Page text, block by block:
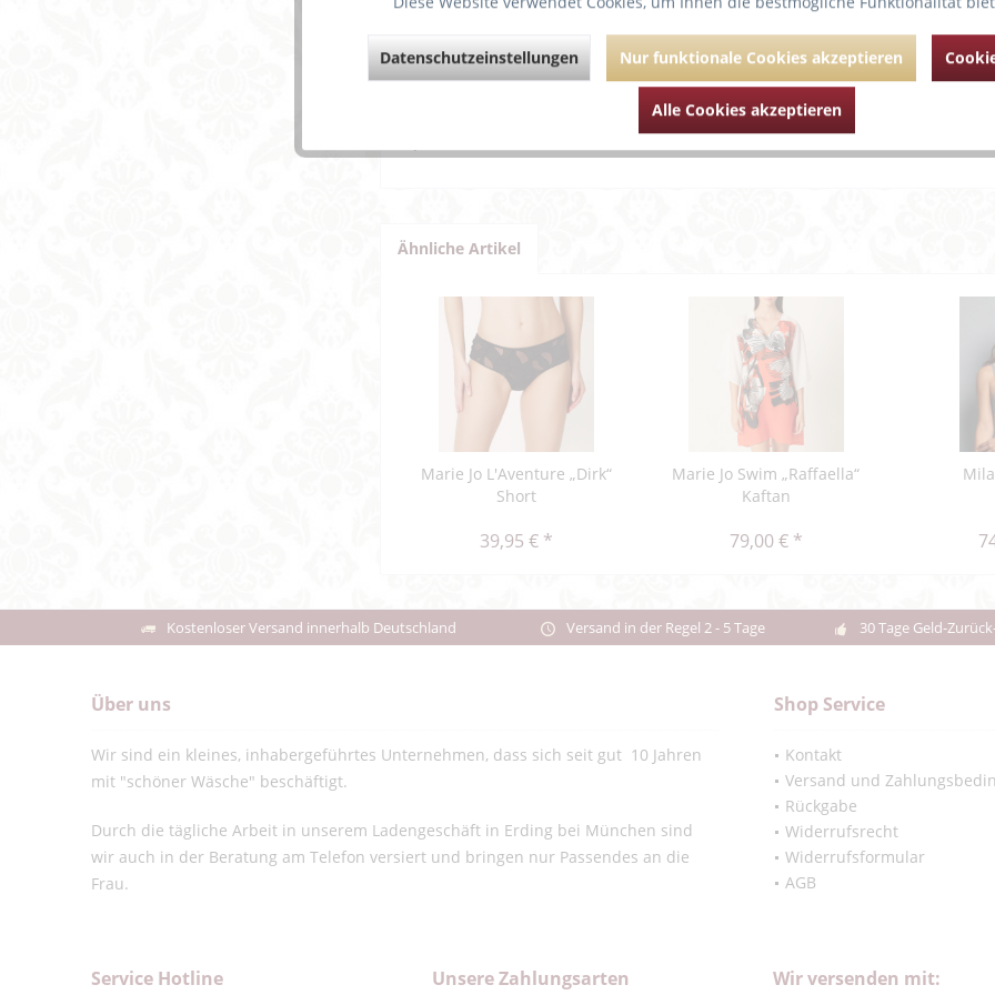
Eine Schleife am Po unterstützt den
Etwas höherer Schnitt bedeckt den Bauch und die
Weiterführende Links zu "Marlies Dekkers “HOLI
Ähnliche Artikel
Marie Jo L'Aventure „Dirk“
Short
39,95 € *
Marie Jo Swim „Raffaella“
Kaftan
79,00 € *
Kostenloser Versand innerhalb Deutschland Versand in der Regel 2 - 5 Tage 30 Tage Geld-
Über uns
Wir sind ein kleines, inhabergeführtes Unternehmen, dass sich seit gut 10 Jahren
mit "schöner Wäsche" beschäftigt.
Durch die tägliche Arbeit in unserem Ladengeschäft in Erding bei München sind
wir auch in der Beratung am Telefon versiert und bringen nur Passendes an die
Frau.
Shop Service
Kontakt
Versand und
Rückgabe
Widerrufsrecht
Widerrufsformular
AGB
Service Hotline Unsere Zahlungsarten Wir versenden mit:
Datenschutzeinstellungen Nur funktionale Cookies akzeptieren
Alle Cookies akzeptieren